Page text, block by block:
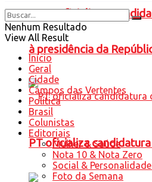
Novo oficializa a
à presidência da
PT oficializa
Nenhum Resultado
View All Result
Início
Geral
Cidade
Campos das Vertentes
Política
Brasil
Colunistas
Editoriais
Mulher & Saúde
Nota 10 & Nota Zero
Social &
Foto da Semana